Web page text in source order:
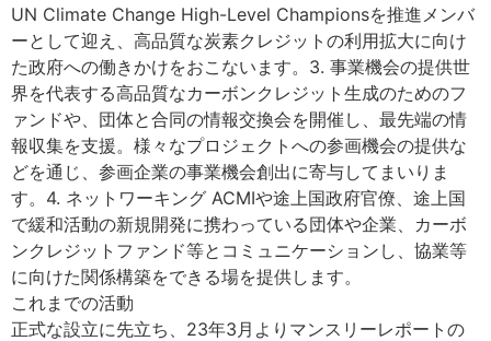
UN Climate Change High-Level Championsを推進メンバ
ーとして迎え、高品質な炭素クレジットの利用拡大に向け
た政府への働きかけをおこないます。​3. 事業機会の提供​世
界を代表する高品質なカーボンクレジット生成のためのフ
ァンドや、団体と合同の情報交換会を開催し、最先端の情
報収集を支援。様々なプロジェクトへの参画機会の提供な
どを通じ、参画企業の事業機会創出に寄与してまいりま
す。​4. ネットワーキング ​ACMIや途上国政府官僚、途上国
で緩和活動の新規開発に携わっている団体や企業、カーボ
ンクレジットファンド等とコミュニケーションし、協業等
に向けた関係構築をできる場を提供します。
これまでの活動
正式な設立に先立ち、23年3月よりマンスリーレポートの